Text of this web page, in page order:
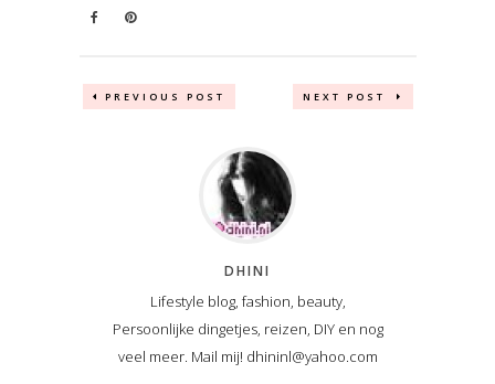
PREVIOUS POST NEXT POST
DHINI
Lifestyle blog, fashion, beauty,
Persoonlijke dingetjes, reizen, DIY en nog
veel meer. Mail mij! dhininl@yahoo.com